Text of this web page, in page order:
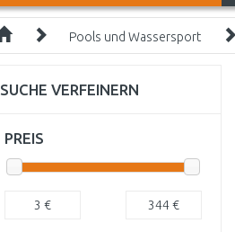
Pools und Wassersport
SUCHE VERFEINERN
PREIS
3 € 344€